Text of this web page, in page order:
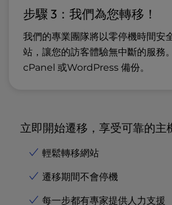
步驟 3：我們為您轉移！
我們的專業團隊將以零停機時間安
站，讓您的訪客體驗無中斷的服務
cPanel 或WordPress 備份。
立即開始遷移，享受可靠的主
輕鬆轉移網站
遷移期間不會停機
每一步都有專家提供人力支援